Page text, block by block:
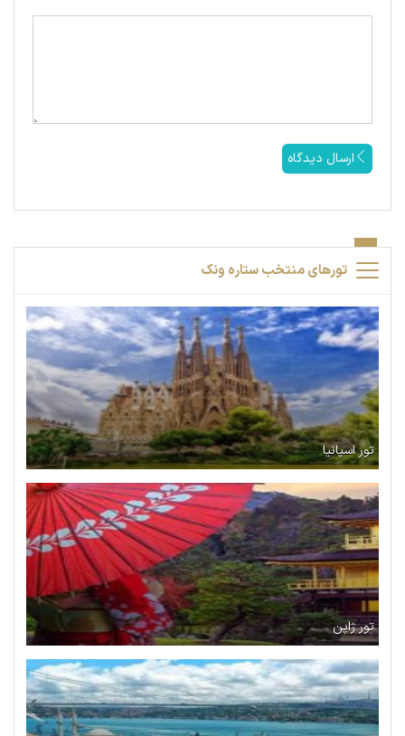
ارسال دیدگاه
تورهای منتخب ستاره ونک
تور اسپانیا
تور ژاپن